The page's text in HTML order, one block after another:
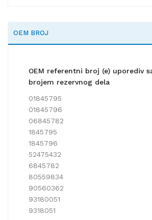
OEM BROJ
OEM referentni broj (e) uporediv
brojem rezervnog dela
01845795
01845796
06845782
1845795
1845796
52475432
6845782
80559834
90560362
93180051
9318051